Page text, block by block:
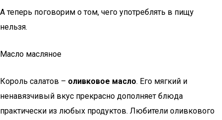
А теперь поговорим о том, чего употреблять в пищу
нельзя.
Масло масляное
Король салатов – оливковое масло. Его мягкий и
ненавязчивый вкус прекрасно дополняет блюда
практически из любых продуктов. Любители оливкового